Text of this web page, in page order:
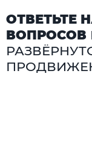
ОТВЕТЬТЕ
ВОПРОСОВ